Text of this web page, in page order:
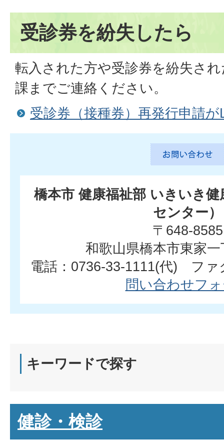
受診券を紛失したら
転入された方や受診券を紛失さ
課までご連絡ください。
受診券（接種券）再発行申請
橋本市 健康福祉部 いきいき
センター）
〒648-8585
和歌山県橋本市東家
電話：0736-33-1111(代) ファ
問い合わせフ
キーワードで探す
健診・検診